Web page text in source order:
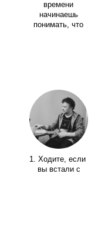
времени
начинаешь
понимать, что
1. Ходите, если
вы встали с